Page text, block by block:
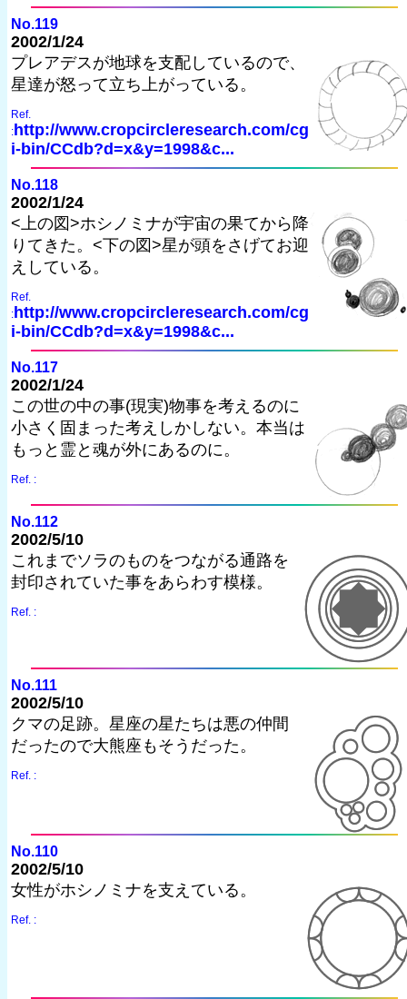
No.119
2002/1/24
プレアデスが地球を支配しているので、
星達が怒って立ち上がっている。
Ref.
: http://www.cropcircleresearch.com/cg
i-bin/CCdb?d=x&y=1998&c...
No.118
2002/1/24
<上の図>ホシノミナが宇宙の果てから降
りてきた。<下の図>星が頭をさげてお迎
えしている。
Ref.
: http://www.cropcircleresearch.com/cg
i-bin/CCdb?d=x&y=1998&c...
No.117
2002/1/24
この世の中の事(現実)物事を考えるのに
小さく固まった考えしかしない。本当は
もっと霊と魂が外にあるのに。
Ref. :
No.112
2002/5/10
これまでソラのものをつながる通路を
封印されていた事をあらわす模様。
Ref. :
No.111
2002/5/10
クマの足跡。星座の星たちは悪の仲間
だったので大熊座もそうだった。
Ref. :
No.110
2002/5/10
女性がホシノミナを支えている。
Ref. :